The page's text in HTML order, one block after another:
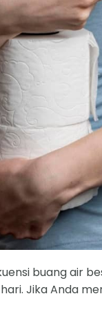
buang air
Jika Anda